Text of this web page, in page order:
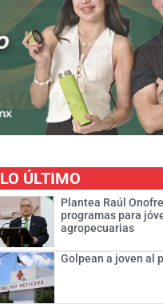
LO ÚLTIMO
Plantea Raúl
programas para
agropecuarias
Golpean a joven al